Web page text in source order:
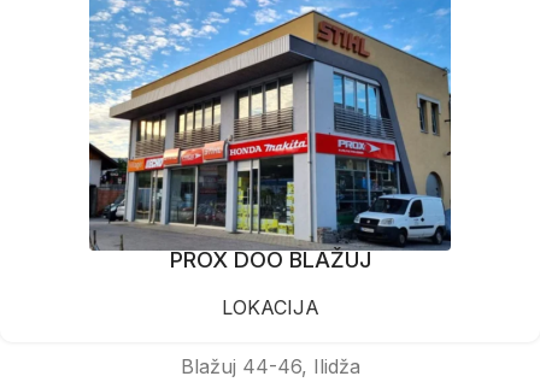
PROX DOO BLAŽUJ
LOKACIJA
Blažuj 44-46, Ilidža